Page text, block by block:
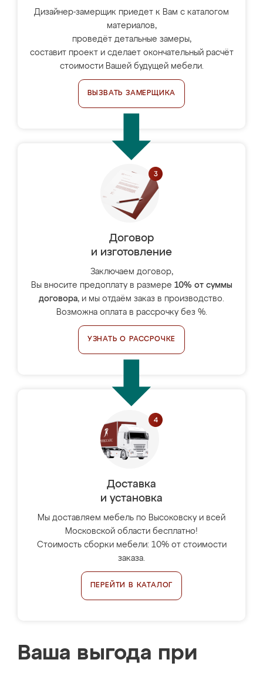
Дизайнер-замерщик приедет к Вам с каталогом
материалов,
проведёт детальные замеры,
составит проект и сделает окончательный расчёт
стоимости Вашей будущей мебели.
ВЫЗВАТЬ ЗАМЕРЩИКА
Договор
и изготовление
Заключаем договор,
Вы вносите предоплату в размере 10% от суммы
договора, и мы отдаём заказ в производство.
Возможна оплата в рассрочку без %.
УЗНАТЬ О РАССРОЧКЕ
Доставка
и установка
Мы доставляем мебель по Высоковску и всей
Московской области бесплатно!
Стоимость сборки мебели: 10% от стоимости
заказа.
ПЕРЕЙТИ В КАТАЛОГ
Ваша выгода при